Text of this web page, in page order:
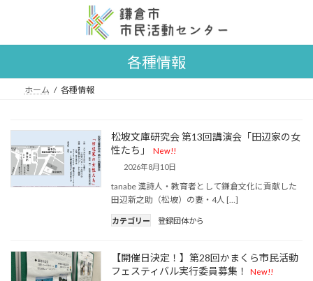
ン
へ
ー
ョ
各種情報
ホーム 各種情報
松坡文庫研究会 第13回講演会「田辺家の女
性たち」
New!!
2026年8月10日
tanabe 漢詩人・教育者として鎌倉文化に貢献した
田辺新之助（松坡）の妻・4人 […]
カテゴリー 登録団体から
【開催日決定！】第28回かまくら市民活動
フェスティバル実行委員募集！
New!!